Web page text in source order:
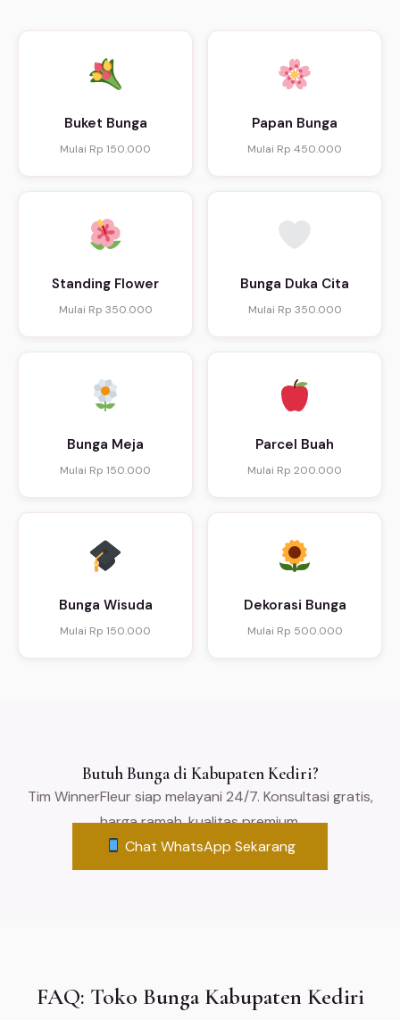
Buket Bunga
Mulai Rp 150.000
Papan Bunga
Mulai Rp 450.000
Standing Flower
Mulai Rp 350.000
Bunga Duka Cita
Mulai Rp 350.000
Bunga Meja
Mulai Rp 150.000
Parcel Buah
Mulai Rp 200.000
Bunga Wisuda
Mulai Rp 150.000
Dekorasi Bunga
Mulai Rp 500.000
Butuh Bunga di Kabupaten Kediri?
Tim WinnerFleur siap melayani 24/7. Konsultasi gratis,
harga ramah, kualitas premium.
Chat WhatsApp Sekarang
FAQ: Toko Bunga Kabupaten Kediri